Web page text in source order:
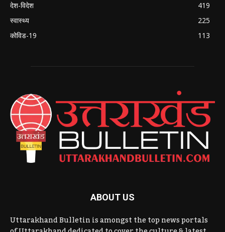
देश-विदेश
419
स्वास्थ्य
225
कोविड-19
113
ABOUT US
Uttarakhand Bulletin is amongst the top news portals